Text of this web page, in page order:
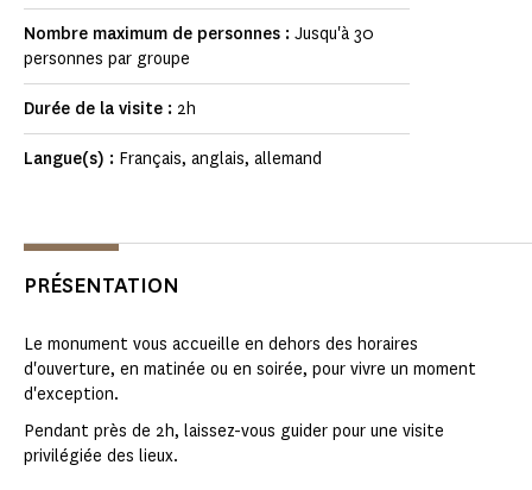
Nombre maximum de personnes : Jusqu'à 30
personnes par groupe
Durée de la visite : 2h
Langue(s) : Français, anglais, allemand
PRÉSENTATION
Le monument vous accueille en dehors des horaires
d'ouverture, en matinée ou en soirée, pour vivre un moment
d'exception.
Pendant près de 2h, laissez-vous guider pour une visite
privilégiée des lieux.